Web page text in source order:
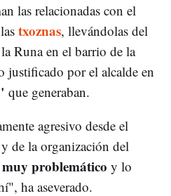
las relacionadas con el
txoznas, llevándolas del
Runa en el barrio de la
justificado por el alcalde en
que generaban.
agresivo desde el
de la organización del
problemático y lo
ha aseverado.